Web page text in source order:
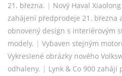
21. března. | Nový Haval
zahájení předprodeje 21. března
obnovený design s interiérovým
modely. | Vybaven stejným
Vykreslené obrázky nového
odhaleny. | Lynk & Co 900